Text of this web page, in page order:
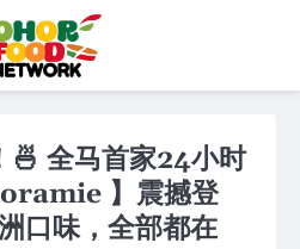
🍜 全马首家24小时
】震撼登
口味，全部都在